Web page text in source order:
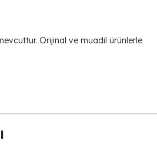
Orijinal ve muadil ürünlerle